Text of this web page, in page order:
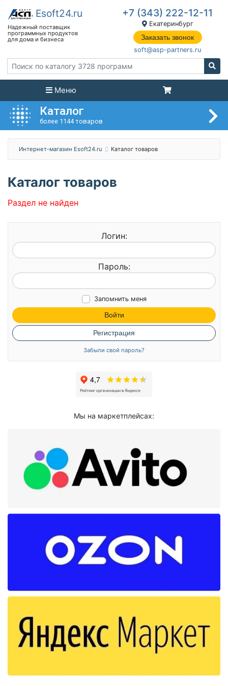
+7 (343) 222-12-11
Екатеринбург
Заказать звонок
soft@asp-partners.ru
Меню
Каталог
более 1144 товаров
Интернет-магазин Esoft24.ru Каталог товаров
Каталог товаров
Раздел не найден
Логин:
Пароль:
Запомнить меня
Войти
Регистрация
Забыли свой пароль?
Мы на маркетплейсах: